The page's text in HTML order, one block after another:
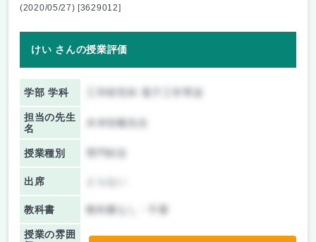
(2020/05/27) [3629012]
けい さんの授業評価
学部 学科
担当の先生
名
木本恒暢先生
授業種別
出席
教科書 教科書なし・不要
授業の雰囲